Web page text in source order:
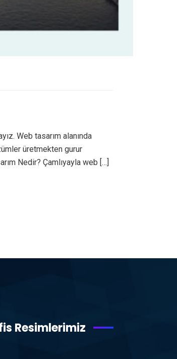
Web tasarım alanında
üretmekten gurur
Nedir? Çamlıyayla web […]
Resimlerimiz